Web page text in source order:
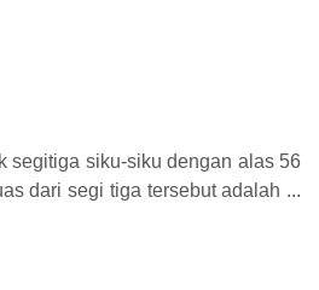
segitiga siku-siku dengan alas 56
dari segi tiga tersebut adalah ...